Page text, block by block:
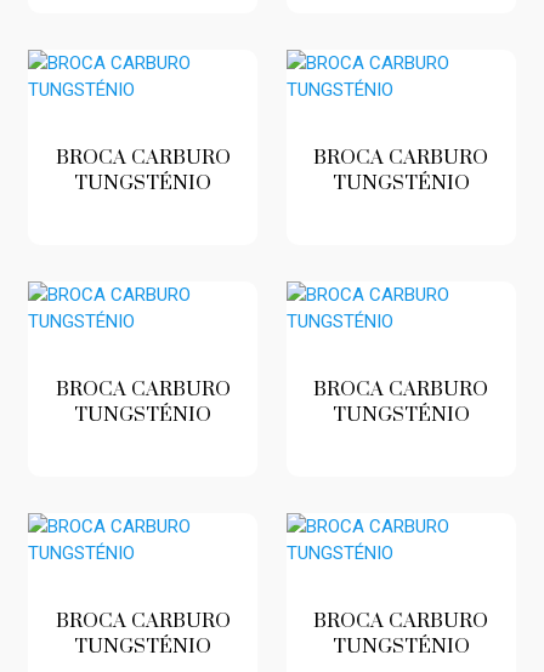
BROCA CARBURO
TUNGSTÉNIO
BROCA CARBURO
TUNGSTÉNIO
BROCA CARBURO
TUNGSTÉNIO
BROCA CARBURO
TUNGSTÉNIO
BROCA CARBURO
TUNGSTÉNIO
BROCA CARBURO
TUNGSTÉNIO